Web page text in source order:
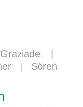
|
| Sören